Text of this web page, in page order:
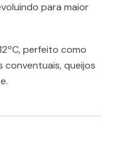
para maior
perfeito como
conventuais, queijos